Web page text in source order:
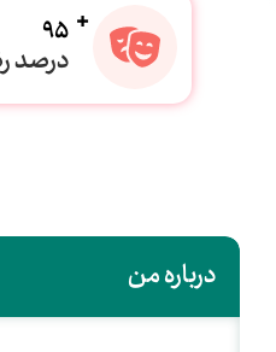
95
درصد
درباره من